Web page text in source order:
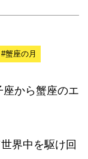
#蟹座の月
から蟹座のエ
界中を駆け回